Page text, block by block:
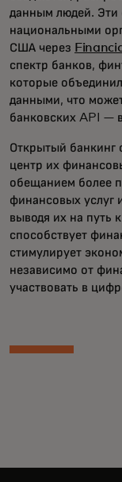
данным людей. Эти
национальными
США через
спектр банков,
которые
данными, что
банковских API —
Открытый банкинг
центр их
обещанием более
финансовых услуг
выводя их на путь
способствует
стимулирует
независимо от
участвовать в